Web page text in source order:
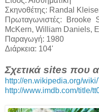
Σκηνοθέτης: Randal
Πρωταγωνιστές: Brooke
McKern, William Daniels,
Παραγωγή: 1980
Διάρκεια: 104'
Σχετικά sites που
http://en.wikipedia.org/
http://www.imdb.com/title/